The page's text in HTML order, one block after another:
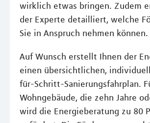
wirklich etwas bringen. Zudem
der Experte detailliert, welche
Sie in Anspruch nehmen können.
Auf Wunsch erstellt Ihnen der
einen übersichtlichen,
für-Schritt-Sanierungsfahrplan.
Wohngebäude, die zehn Jahre
wird die Energieberatung zu 80